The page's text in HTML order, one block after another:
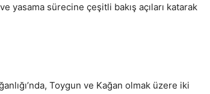
yasama sürecine çeşitli bakış açıları katarak
Toygun ve Kağan olmak üzere iki